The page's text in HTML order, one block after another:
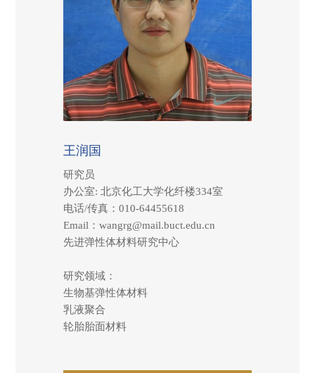
王润国
研究员
办公室: 北京化工大学化纤楼334室
电话/传真：010-64455618
Email：wangrg@mail.buct.edu.cn
先进弹性体材料研究中心
研究领域：
生物基弹性体材料
乳液聚合
轮胎胎面材料